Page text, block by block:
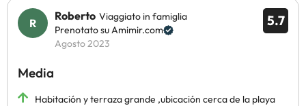
5.7
Roberto Viaggiato in famiglia
Prenotato su Amimir.com
Agosto 2023
Media
Habitación y terraza grande ,ubicación cerca de la playa